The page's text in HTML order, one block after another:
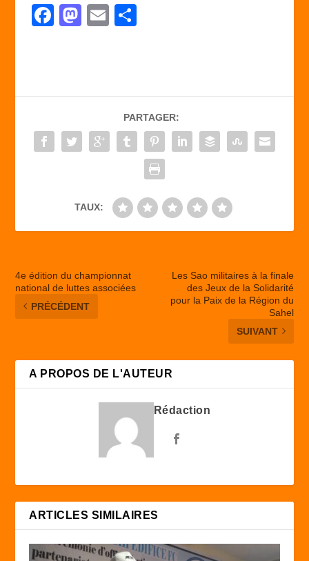
F
b
o
o
M
d
o
n
E
er
PARTAGER:
TAUX:
4e édition du championnat
national de luttes associées
PRÉCÉDENT
Les Sao militaires à la finale
des Jeux de la Solidarité
pour la Paix de la Région du
Sahel
SUIVANT
A PROPOS DE L'AUTEUR
Rédaction
ARTICLES SIMILAIRES